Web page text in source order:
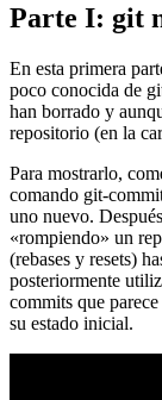
Parte I: git
En esta primera
poco conocida de
han borrado y
repositorio (en la
Para mostrarlo,
comando git-
uno nuevo.
«rompiendo» un
(rebases y resets)
posteriormente
commits que
su estado inicial.